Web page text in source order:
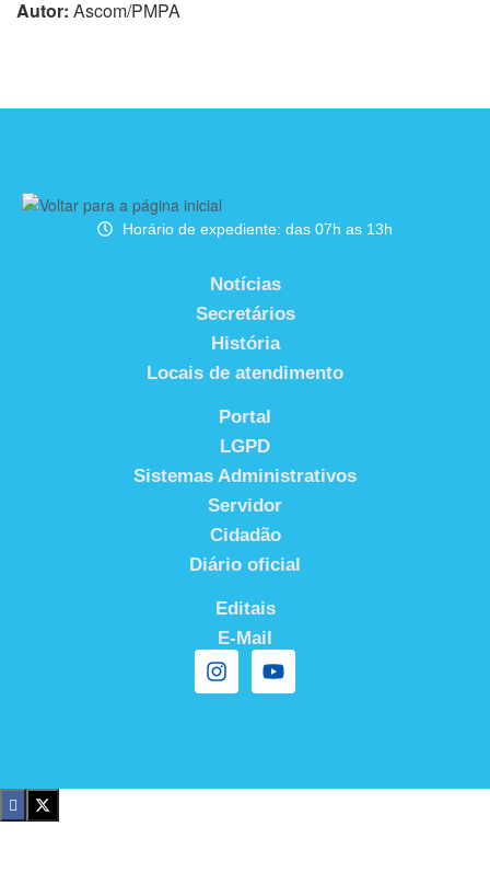
Autor: Ascom/PMPA
Horário de expediente: das 07h as 13h
Notícias
Secretários
História
Locais de atendimento
Portal
LGPD
Sistemas Administrativos
Servidor
Cidadão
Diário oficial
Editais
E-Mail